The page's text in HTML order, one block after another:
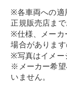
Sedan
※各車両への適
正規販売店ま
※仕様、メーカ
場合がありま
※写真はイメー
※メーカー希望
いません。